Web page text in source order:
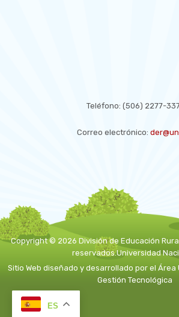
ES
Teléfono: (506) 2277-
Correo electrónico:
Copyright © 2026 División de Educación
reservados.Universidad
Sitio Web diseñado y desarrollado por el Área
Gestión Tecnológica